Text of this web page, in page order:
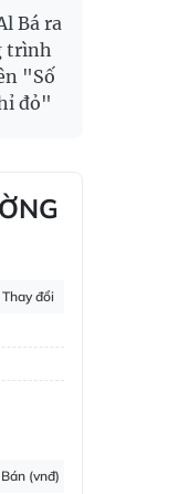
Bá ra
trình
"Số
đỏ"
Thay đổi
Bán (vnđ)